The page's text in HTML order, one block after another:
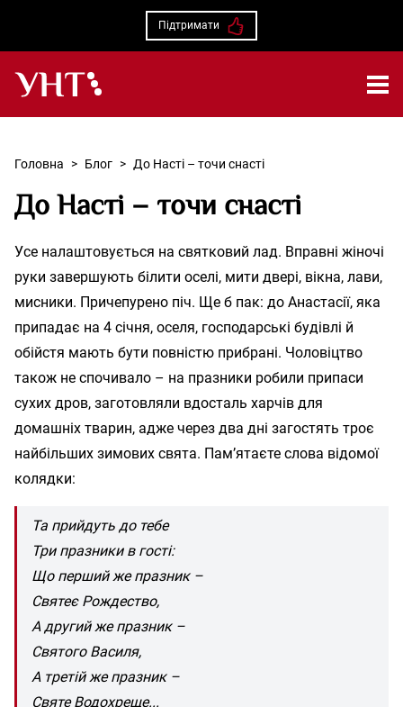
Підтримати
Головна > Блог > До Насті – точи снасті
До Насті – точи снасті
Уcе налаштовується на святковий лад. Вправні жіночі
руки завершують білити оселі, мити двері, вікна, лави,
мисники. Причепурено піч. Ще б пак: до Анастасії, яка
припадає на 4 січня, оселя, господарські будівлі й
обійстя мають бути повністю прибрані. Чоловіцтво
також не спочивало – на празники робили припаси
сухих дров, заготовляли вдосталь харчів для
домашніх тварин, адже через два дні загостять троє
найбільших зимових свята. Пам’ятаєте слова відомої
колядки:
Та прийдуть до тебе
Три празники в гості:
Що перший же празник –
Святеє Рождество,
А другий же празник –
Святого Василя,
А третій же празник –
Святе Водохреще...